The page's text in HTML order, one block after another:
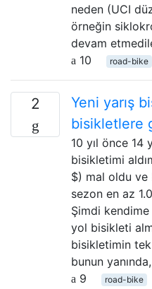
neden (UCI
örneğin
devam
10
road-bike
2
Yeni yarış
bisikletlere
10 yıl önce 14
bisikletimi
$) mal oldu ve
sezon en az
Şimdi
yol bisikleti
bisikletimin
bunun
9
road-bike